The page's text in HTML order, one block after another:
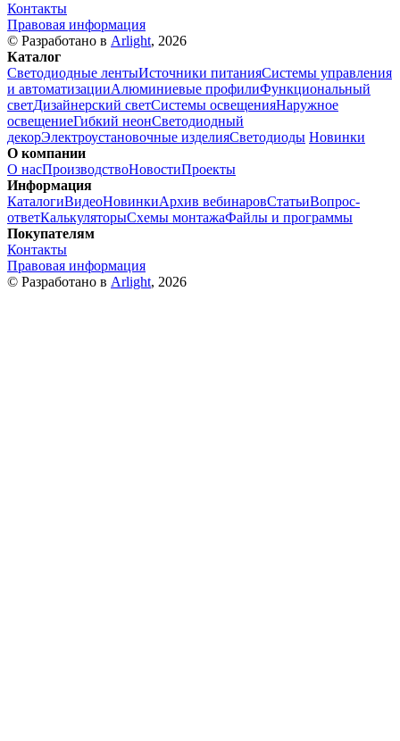
Контакты
Правовая информация
© Разработано в Arlight, 2026
Каталог
Светодиодные лентыИсточники питанияСистемы управления
и автоматизацииАлюминиевые профилиФункциональный
светДизайнерский светСистемы освещенияНаружное
освещениеГибкий неонСветодиодный
декорЭлектроустановочные изделияСветодиоды Новинки
О компании
О насПроизводствоНовостиПроекты
Информация
КаталогиВидеоНовинкиАрхив вебинаровСтатьиВопрос-
ответКалькуляторыСхемы монтажаФайлы и программы
Покупателям
Контакты
Правовая информация
© Разработано в Arlight, 2026